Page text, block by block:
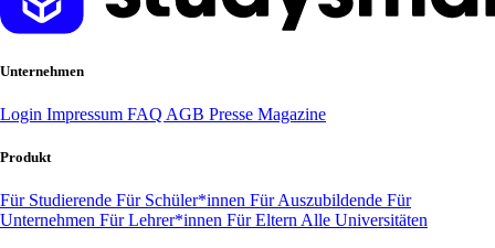
Unternehmen
Login Impressum FAQ AGB Presse Magazine
Produkt
Für Studierende Für Schüler*innen Für Auszubildende Für
Unternehmen Für Lehrer*innen Für Eltern Alle Universitäten